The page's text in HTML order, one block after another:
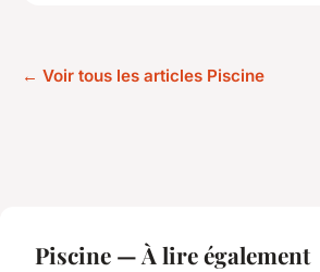
← Voir tous les articles Piscine
Piscine — À lire également